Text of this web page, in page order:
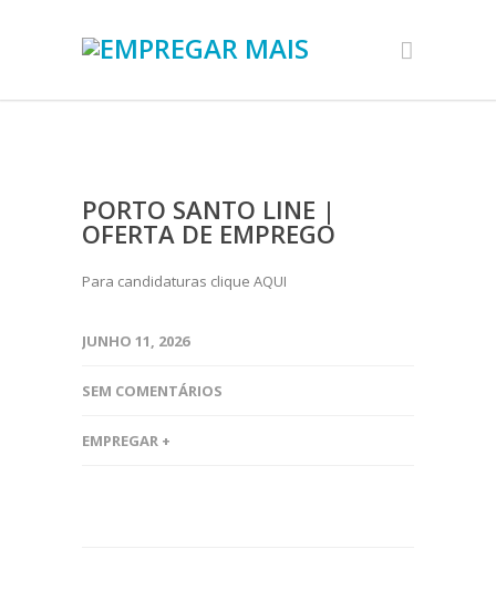
PORTO SANTO LINE |
OFERTA DE EMPREGO
Para candidaturas clique AQUI
JUNHO 11, 2026
SEM COMENTÁRIOS
EMPREGAR +